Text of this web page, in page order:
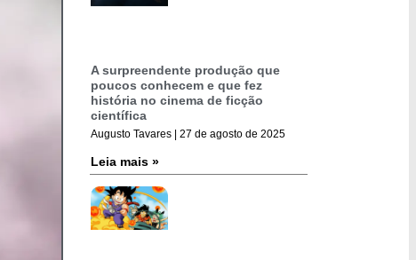
A surpreendente produção que
poucos conhecem e que fez
história no cinema de ficção
científica
Augusto Tavares 27 de agosto de 2025
Leia mais »